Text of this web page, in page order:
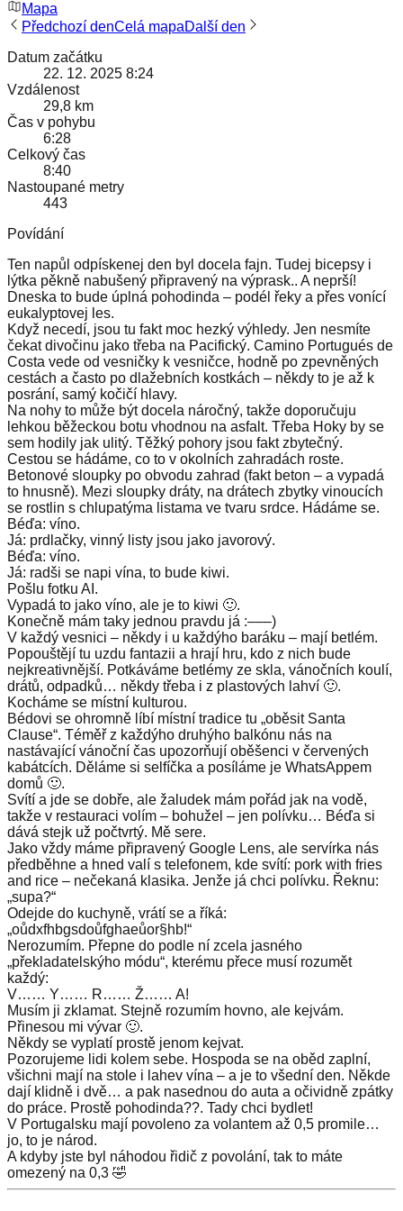
Mapa
Předchozí denCelá mapaDalší den
Datum začátku
22. 12. 2025 8:24
Vzdálenost
29,8 km
Čas v pohybu
6:28
Celkový čas
8:40
Nastoupané metry
443
Povídání
Ten napůl odpískenej den byl docela fajn. Tudej bicepsy i
lýtka pěkně nabušený připravený na výprask.. A neprší!
Dneska to bude úplná pohodinda – podél řeky a přes vonící
eukalyptovej les.
Když necedí, jsou tu fakt moc hezký výhledy. Jen nesmíte
čekat divočinu jako třeba na Pacifický. Camino Portugués de
Costa vede od vesničky k vesničce, hodně po zpevněných
cestách a často po dlažebních kostkách – někdy to je až k
posrání, samý kočičí hlavy.
Na nohy to může být docela náročný, takže doporučuju
lehkou běžeckou botu vhodnou na asfalt. Třeba Hoky by se
sem hodily jak ulitý. Těžký pohory jsou fakt zbytečný.
Cestou se hádáme, co to v okolních zahradách roste.
Betonové sloupky po obvodu zahrad (fakt beton – a vypadá
to hnusně). Mezi sloupky dráty, na drátech zbytky vinoucích
se rostlin s chlupatýma listama ve tvaru srdce. Hádáme se.
Béďa: víno.
Já: prdlačky, vinný listy jsou jako javorový.
Béďa: víno.
Já: radši se napi vína, to bude kiwi.
Pošlu fotku AI.
Vypadá to jako víno, ale je to kiwi 🙂.
Konečně mám taky jednou pravdu já :–––)
V každý vesnici – někdy i u každýho baráku – mají betlém.
Popouštějí tu uzdu fantazii a hrají hru, kdo z nich bude
nejkreativnější. Potkáváme betlémy ze skla, vánočních koulí,
drátů, odpadků… někdy třeba i z plastových lahví 🙂.
Kocháme se místní kulturou.
Bédovi se ohromně líbí místní tradice tu „oběsit Santa
Clause“. Téměř z každýho druhýho balkónu nás na
nastávající vánoční čas upozorňují oběšenci v červených
kabátcích. Děláme si selfíčka a posíláme je WhatsAppem
domů 🙂.
Svítí a jde se dobře, ale žaludek mám pořád jak na vodě,
takže v restauraci volím – bohužel – jen polívku… Béďa si
dává stejk už počtvrtý. Mě sere.
Jako vždy máme připravený Google Lens, ale servírka nás
předběhne a hned valí s telefonem, kde svítí: pork with fries
and rice – nečekaná klasika. Jenže já chci polívku. Řeknu:
„supa?“
Odejde do kuchyně, vrátí se a říká:
„oůdxfhbgsdoůfghaeůor§hb!“
Nerozumím. Přepne do podle ní zcela jasného
„překladatelskýho módu“, kterému přece musí rozumět
každý:
V…… Y…… R…… Ž…… A!
Musím ji zklamat. Stejně rozumím hovno, ale kejvám.
Přinesou mi vývar 🙂.
Někdy se vyplatí prostě jenom kejvat.
Pozorujeme lidi kolem sebe. Hospoda se na oběd zaplní,
všichni mají na stole i lahev vína – a je to všední den. Někde
dají klidně i dvě… a pak nasednou do auta a očividně zpátky
do práce. Prostě pohodinda??. Tady chci bydlet!
V Portugalsku mají povoleno za volantem až 0,5 promile…
jo, to je národ.
A kdyby jste byl náhodou řidič z povolání, tak to máte
omezený na 0,3 🤣